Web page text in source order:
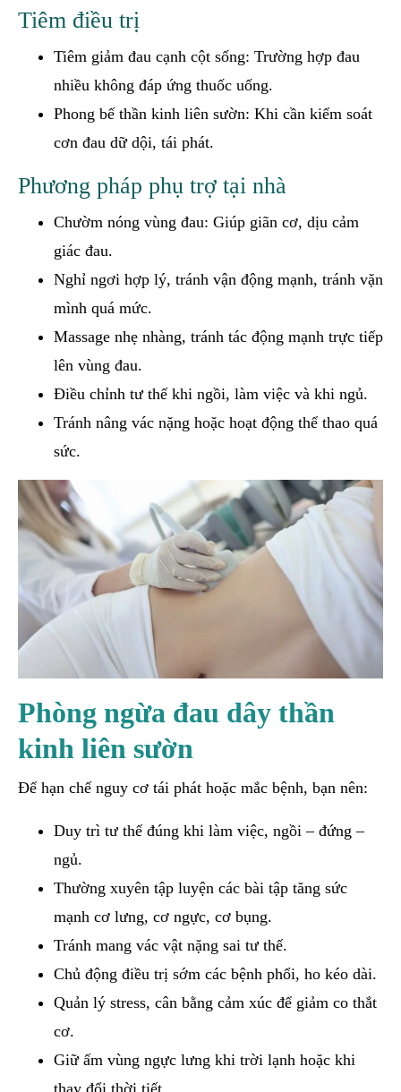
Tiêm điều trị
Tiêm giảm đau cạnh cột sống: Trường hợp đau
nhiều không đáp ứng thuốc uống.
Phong bế thần kinh liên sườn: Khi cần kiểm soát
cơn đau dữ dội, tái phát.
Phương pháp phụ trợ tại nhà
Chườm nóng vùng đau: Giúp giãn cơ, dịu cảm
giác đau.
Nghỉ ngơi hợp lý, tránh vận động mạnh, tránh vặn
mình quá mức.
Massage nhẹ nhàng, tránh tác động mạnh trực tiếp
lên vùng đau.
Điều chỉnh tư thế khi ngồi, làm việc và khi ngủ.
Tránh nâng vác nặng hoặc hoạt động thể thao quá
sức.
Phòng ngừa đau dây thần
kinh liên sườn
Để hạn chế nguy cơ tái phát hoặc mắc bệnh, bạn nên:
Duy trì tư thế đúng khi làm việc, ngồi – đứng –
ngủ.
Thường xuyên tập luyện các bài tập tăng sức
mạnh cơ lưng, cơ ngực, cơ bụng.
Tránh mang vác vật nặng sai tư thế.
Chủ động điều trị sớm các bệnh phổi, ho kéo dài.
Quản lý stress, cân bằng cảm xúc để giảm co thắt
cơ.
Giữ ấm vùng ngực lưng khi trời lạnh hoặc khi